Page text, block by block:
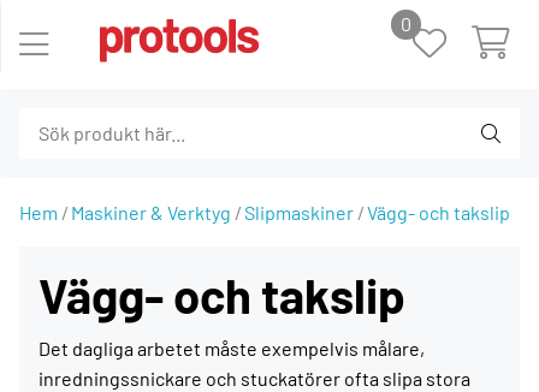
0
Hem Maskiner & Verktyg Slipmaskiner Vägg- och takslip
Vägg- och takslip
Det dagliga arbetet måste exempelvis målare,
inredningssnickare och stuckatörer ofta slipa stora